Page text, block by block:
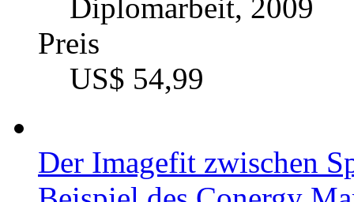
Beispiel der Burton